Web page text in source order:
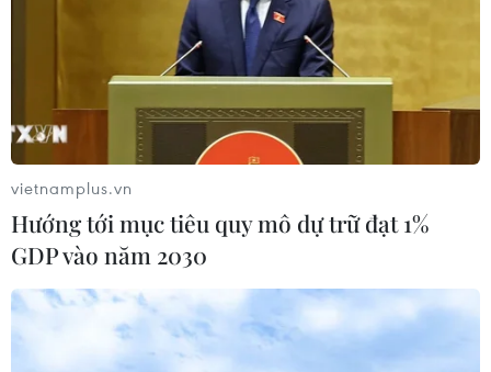
vietnamplus.vn
Hướng tới mục tiêu quy mô dự trữ đạt 1%
GDP vào năm 2030